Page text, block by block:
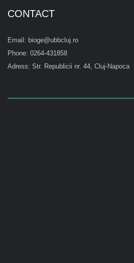
CONTACT
Email: bioge@ubbcluj.ro
Phone: 0264-431858
Adress: Str. Republicii nr. 44, Cluj-Napoca